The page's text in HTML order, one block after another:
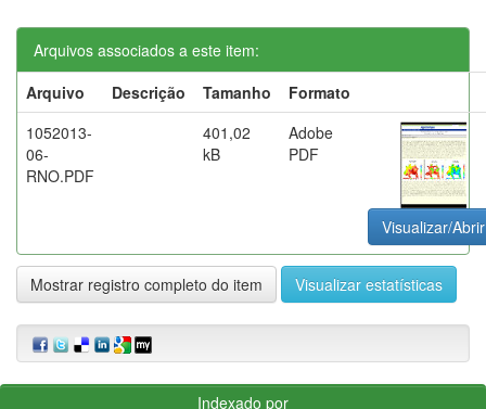
Arquivos associados a este item:
Arquivo
Descrição Tamanho
Formato
1052013-
06-
RNO.PDF
401,02
kB
Adobe
PDF
Visualizar/Abrir
Mostrar registro completo do item Visualizar estatísticas
Indexado por